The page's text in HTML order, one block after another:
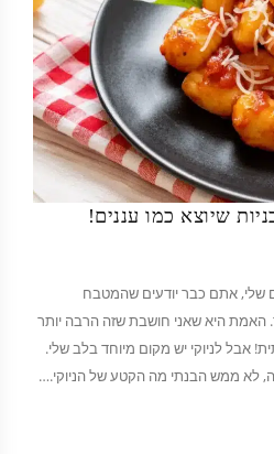
שיוצא כמו עננים!
שלי, אתם כבר יודעים שהמטבח
האמת היא שאני חושבת שזה הרבה יותר
אבל לניוקי יש מקום מיוחד בלב שלי.
לא ממש הבנתי מה הקטע של הניוקי.…